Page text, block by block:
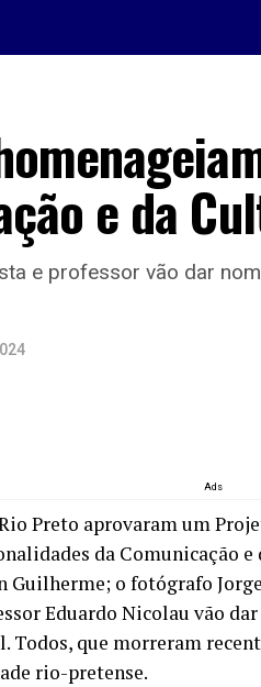
e da
e professor vão dar
Ads
Preto aprovaram um
da Comunicação
Guilherme; o fotógrafo
Eduardo Nicolau vão
Todos, que morreram
rio-pretense.